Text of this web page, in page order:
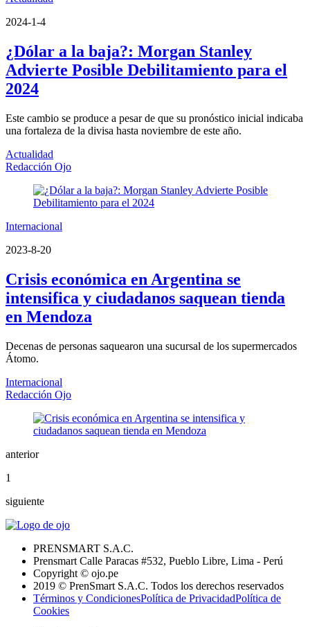
2024-1-4
¿Dólar a la baja?: Morgan Stanley
Advierte Posible Debilitamiento para el
2024
Este cambio se produce a pesar de que su pronóstico inicial indicaba
una fortaleza de la divisa hasta noviembre de este año.
Actualidad
Redacción Ojo
Internacional
2023-8-20
Crisis económica en Argentina se
intensifica y ciudadanos saquean tienda
en Mendoza
Decenas de personas saquearon una sucursal de los supermercados
Átomo.
Internacional
Redacción Ojo
anterior
1
siguiente
PRENSMART S.A.C.
Prensmart Calle Paracas #532, Pueblo Libre, Lima - Perú
Copyright © ojo.pe
2019 © PrenSmart S.A.C. Todos los derechos reservados
Términos y CondicionesPolítica de PrivacidadPolítica de
Cookies